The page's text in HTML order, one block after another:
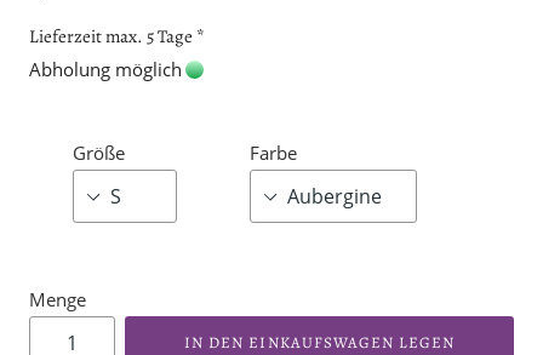
Lieferzeit max. 5 Tage *
Abholung möglich
Größe Farbe
Menge
IN DEN EINKAUFSWAGEN LEGEN